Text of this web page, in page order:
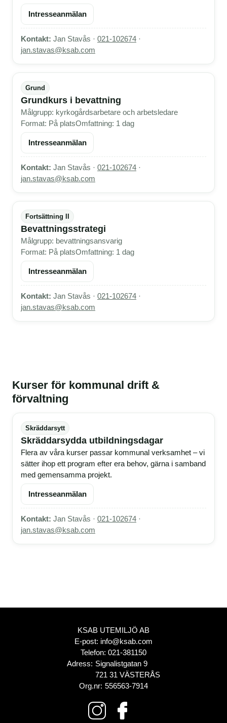
Intresseanmälan
Kontakt: Jan Stavås · 021-102674 ·
jan.stavas@ksab.com
Grund
Grundkurs i bevattning
Målgrupp: kyrkogårdsarbetare och arbetsledare
Format: På platsOmfattning: 1 dag
Intresseanmälan
Kontakt: Jan Stavås · 021-102674 ·
jan.stavas@ksab.com
Fortsättning II
Bevattningsstrategi
Målgrupp: bevattningsansvarig
Format: På platsOmfattning: 1 dag
Intresseanmälan
Kontakt: Jan Stavås · 021-102674 ·
jan.stavas@ksab.com
Kurser för kommunal drift &
förvaltning
Skräddarsytt
Skräddarsydda utbildningsdagar
Flera av våra kurser passar kommunal verksamhet – vi
sätter ihop ett program efter era behov, gärna i samband
med gemensamma projekt.
Intresseanmälan
Kontakt: Jan Stavås · 021-102674 ·
jan.stavas@ksab.com
KSAB UTEMILJÖ AB
E-post: info@ksab.com
Telefon: 021-381150
Adress: Signalistgatan 9
721 31 VÄSTERÅS
Org.nr: 556563-7914